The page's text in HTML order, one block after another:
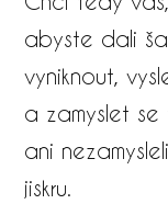
abyste dali
vyniknout,
a zamyslet
ani
jiskru.